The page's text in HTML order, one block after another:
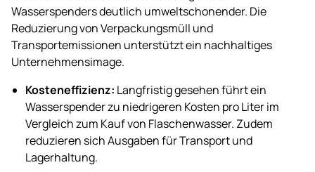
Wasserspenders deutlich umweltschonender. Die
Reduzierung von Verpackungsmüll und
Transportemissionen unterstützt ein nachhaltiges
Unternehmensimage.
Kosteneffizienz: Langfristig gesehen führt ein
Wasserspender zu niedrigeren Kosten pro Liter im
Vergleich zum Kauf von Flaschenwasser. Zudem
reduzieren sich Ausgaben für Transport und
Lagerhaltung.